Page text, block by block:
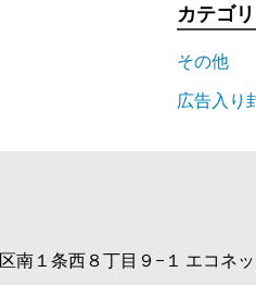
カテゴ
その他
広告入り
南１条西８丁目９−１ エコネ